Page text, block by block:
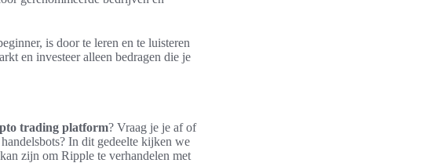
is door te leren en te luisteren
en investeer alleen bedragen die je
trading platform? Vraag je je af of
In dit gedeelte kijken we
zijn om Ripple te verhandelen met